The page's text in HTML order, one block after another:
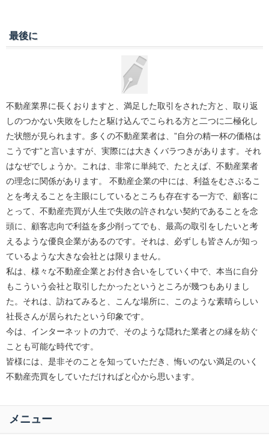
最後に
不動産業界に長くおりますと、満足した取引をされた方と、取り返
しのつかない失敗をしたと駆け込んでこられる方と二つに二極化し
た状態が見られます。多くの不動産業者は、”自分の精一杯の価格は
こうです”と言いますが、実際には大きくバラつきがあります。それ
はなぜでしょうか。これは、非常に単純で、たとえば、不動産業者
の理念に関係があります。 不動産企業の中には、利益をむさぶるこ
とを考えることを主眼にしているところも存在する一方で、顧客に
とって、不動産売買が人生で失敗の許されない契約であることを念
頭に、顧客志向で利益を多少削ってでも、最高の取引をしたいと考
えるような優良企業があるのです。それは、必ずしも皆さんが知っ
ているような大きな会社とは限りません。
私は、様々な不動産企業とお付き合いをしていく中で、本当に自分
もこういう会社と取引したかったというところが幾つもありまし
た。それは、訪ねてみると、こんな場所に、このような素晴らしい
社長さんが居られたという印象です。
今は、インターネットの力で、そのような隠れた業者との縁を紡ぐ
ことも可能な時代です。
皆様には、是非そのことを知っていただき、悔いのない満足のいく
不動産売買をしていただければと心から思います。
メニュー